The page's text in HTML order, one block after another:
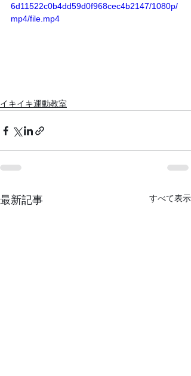
6d11522c0b4dd59d0f968cec4b2147/1080p/
mp4/file.mp4
イキイキ運動教室
最新記事 すべて表示